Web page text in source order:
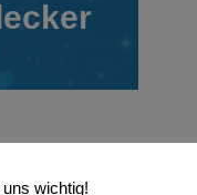
wichtig!